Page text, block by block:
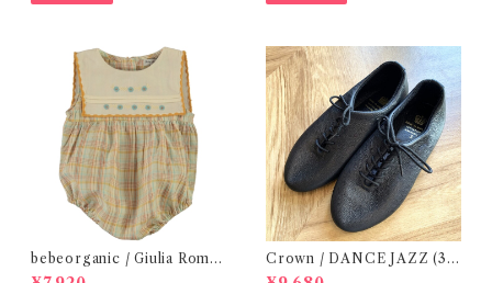
bebeorganic / Giulia Romp
er Lagoon Check( 6・12ｍ)
Crown / DANCE JAZZ (3:2
2cm / 6:24-24,5 ) Black